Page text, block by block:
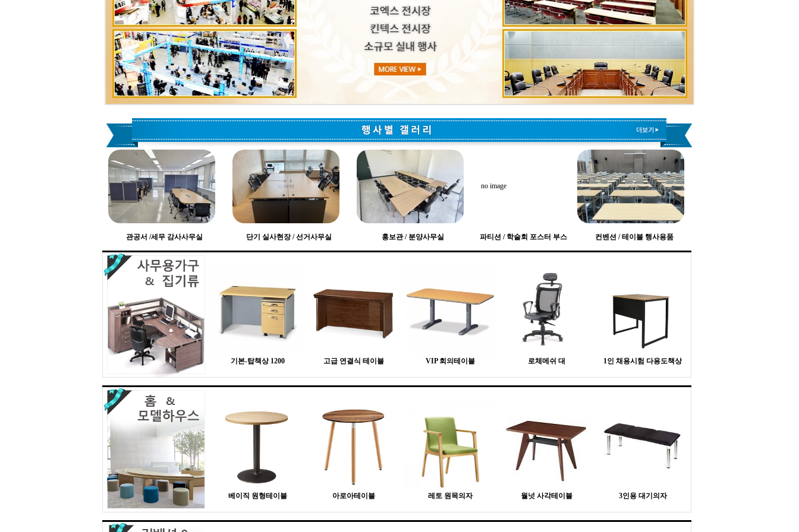
no image
관공서 /세무 감사사무실 단기 실사현장 / 선거사무실 홍보관 / 분양사무실 파티션 / 학술회 포스터 부스 컨벤션 / 테이블 행사용품
기본-탑책상 1200 고급 연결식 테이블 VIP 회의테이블 로체메쉬 대 1인 채용시험 다용도책상
베이직 원형테이블 아로아테이블 레토 원목의자 월넛 사각테이블 3인용 대기의자